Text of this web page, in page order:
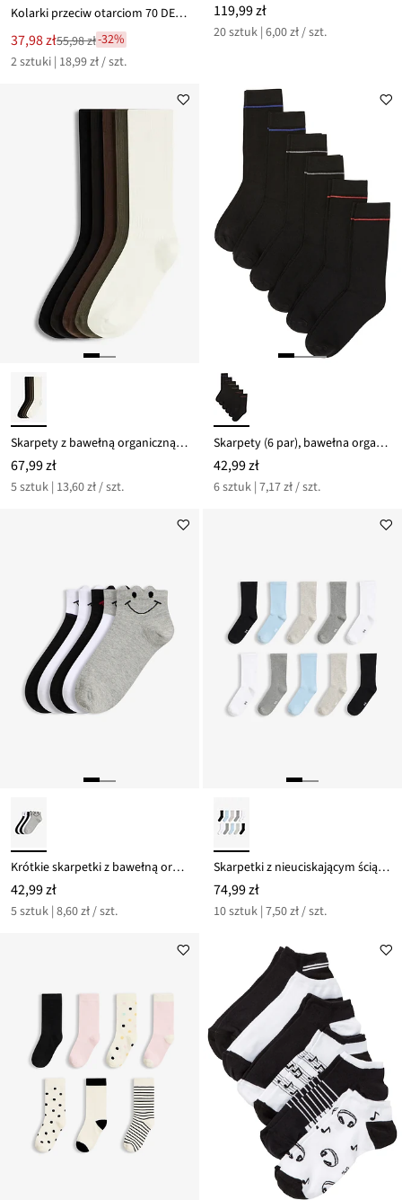
Kolarki przeciw otarciom 70 DEN (2 szt.)
Nowa
cena
to
37,98 zł
Przeceniono
z
55,98 zł-32%
2 sztuki | 18,99 zł / szt.
119,99 zł
20 sztuk | 6,00 zł / szt.
Skarpety z bawełną organiczną (5 par)
67,99 zł
5 sztuk | 13,60 zł / szt.
Skarpety (6 par), bawełna organiczna
42,99 zł
6 sztuk | 7,17 zł / szt.
Krótkie skarpetki z bawełną organiczną (5 par)
42,99 zł
5 sztuk | 8,60 zł / szt.
Skarpetki z nieuciskającym ściągaczem (10 sztuk)
74,99 zł
10 sztuk | 7,50 zł / szt.